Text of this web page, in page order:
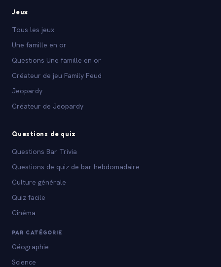
Jeux
Tous les jeux
Une famille en or
Questions Une famille en or
Créateur de jeu Family Feud
Jeopardy
Créateur de Jeopardy
Questions de quiz
Questions Bar Trivia
Questions de quiz de bar hebdomadaire
Culture générale
Quiz facile
Cinéma
PAR CATÉGORIE
Géographie
Science